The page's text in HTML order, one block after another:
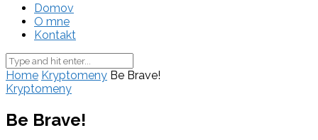
Domov
O mne
Kontakt
Home Kryptomeny Be Brave!
Kryptomeny
Be Brave!